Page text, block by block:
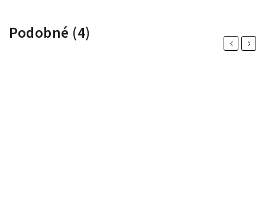
Podobné (4) PreviousNext